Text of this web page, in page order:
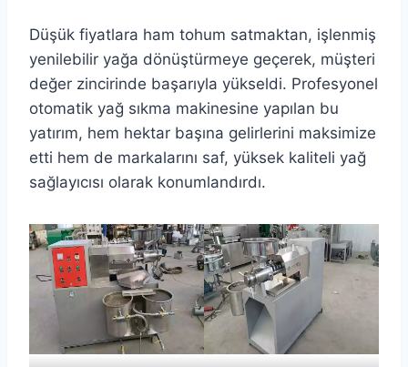
Düşük fiyatlara ham tohum satmaktan, işlenmiş
yenilebilir yağa dönüştürmeye geçerek, müşteri
değer zincirinde başarıyla yükseldi. Profesyonel
otomatik yağ sıkma makinesine yapılan bu
yatırım, hem hektar başına gelirlerini maksimize
etti hem de markalarını saf, yüksek kaliteli yağ
sağlayıcısı olarak konumlandırdı.